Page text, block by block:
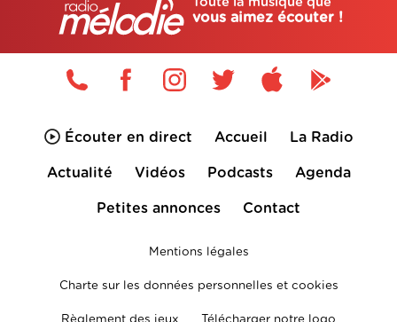
vous aimez écouter !
Écouter en direct Accueil La Radio
Actualité Vidéos Podcasts Agenda
Petites annonces Contact
Mentions légales
Charte sur les données personnelles et cookies